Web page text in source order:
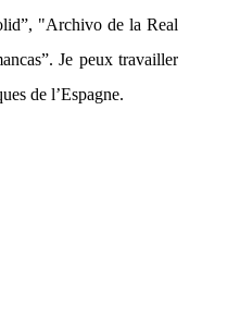
"Archivo de la Real
Je peux travailler
de l’Espagne.